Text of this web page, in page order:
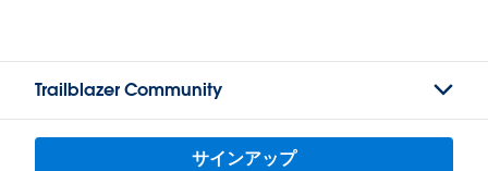
Trailblazer Community
サインアップ